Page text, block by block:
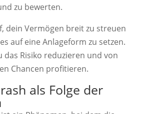
zu bewerten.
dein Vermögen breit zu streuen
auf eine Anlageform zu setzen.
das Risiko reduzieren und von
Chancen profitieren.
als Folge der